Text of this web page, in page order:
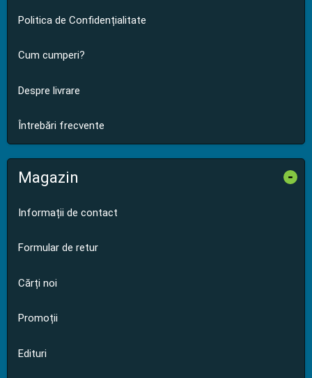
Politica de Confidențialitate
Cum cumperi?
Despre livrare
Întrebări frecvente
Magazin -
Informații de contact
Formular de retur
Cărți noi
Promoții
Edituri